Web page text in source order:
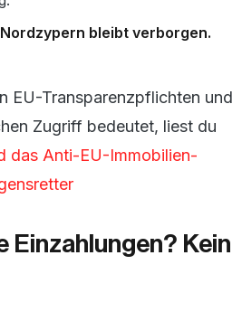
bleibt verborgen.
EU-Transparenzpflichten und
Zugriff bedeutet, liest du
das Anti-EU-Immobilien-
Einzahlungen? Kein